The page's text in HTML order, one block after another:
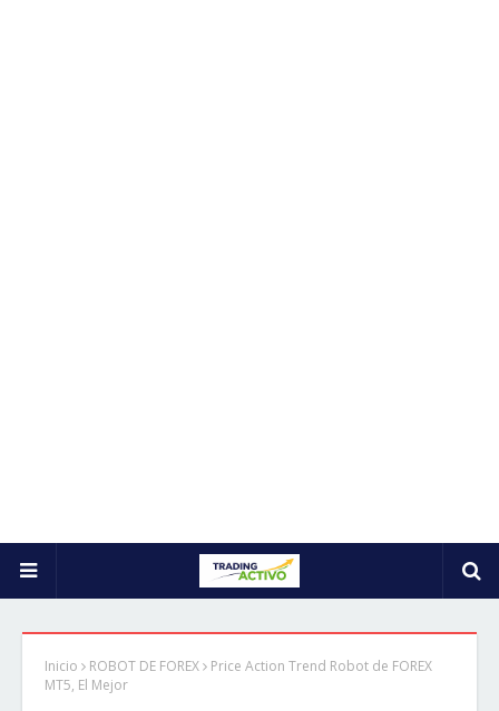
Inicio ROBOT DE FOREX
Price Action Trend Robot de FOREX
MT5, El Mejor